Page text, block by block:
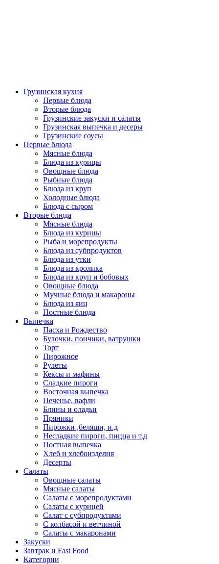
Грузинская кухня
Первые блюда
Вторые блюда
Грузинские закуски и салаты
Грузинская выпечка и десеры
Грузинские соусы
Первые блюда
Мясные блюда
Блюда из курицы
Овощные блюда
Рыбные блюда
Блюда из круп
Холодные блюда
Блюда с сыром
Вторые блюда
Мясные блюда
Блюда из курицы
Рыба и морепродукты
Блюда из субпродуктов
Блюда из утки
Блюда из кролика
Блюда из круп и бобовых
Овощные блюда
Мучные блюда и макароны
Блюда из яиц
Постные блюда
Выпечка
Пасха и Рождество
Булочки, пончики, ватрушки
Торт
Пирожное
Рулеты
Кексы и мафины
Сладкие пироги
Восточная выпечка
Печенье, вафли
Блины и оладьи
Пряники
Пирожки ,беляши, и.д
Несладкие пироги, пицца и т.д
Постная выпечка
Хлеб и хлебоизделия
Десерты
Салаты
Овощные салаты
Мясные салаты
Салаты с морепродуктами
Салаты с курицей
Салат с субпродуктами
С колбасой и ветчиной
Салаты с макаронами
Закуски
Завтрак и Fast Food
Категории